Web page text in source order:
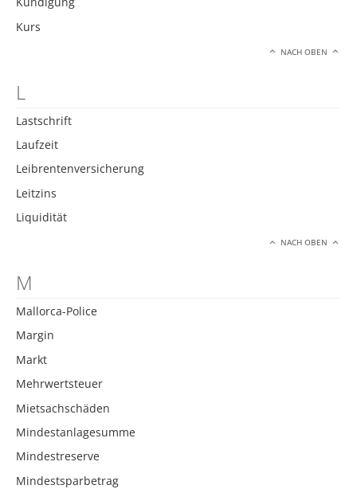
Kurs
NACH OBEN
L
Lastschrift
Laufzeit
Leibrentenversicherung
Leitzins
Liquidität
NACH OBEN
M
Mallorca-Police
Margin
Markt
Mehrwertsteuer
Mietsachschäden
Mindestanlagesumme
Mindestreserve
Mindestsparbetrag